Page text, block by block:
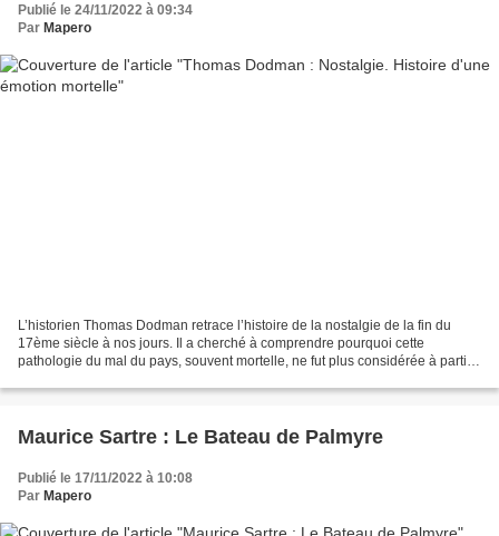
Publié le 24/11/2022 à 09:34
Par Mapero
L’historien Thomas Dodman retrace l’histoire de la nostalgie de la fin du
17ème siècle à nos jours. Il a cherché à comprendre pourquoi cette
pathologie du mal du pays, souvent mortelle, ne fut plus considérée à partir
Maurice Sartre : Le Bateau de Palmyre
Publié le 17/11/2022 à 10:08
Par Mapero